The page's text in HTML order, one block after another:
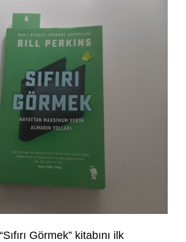
Görmek” kitabını ilk